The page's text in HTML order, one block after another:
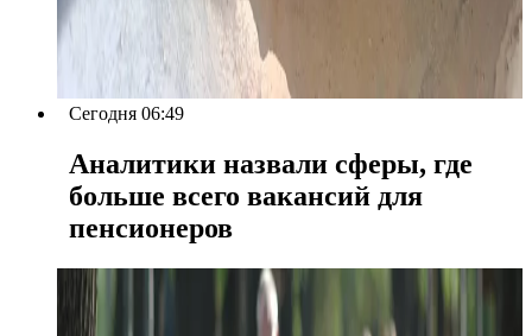
Сегодня 06:49
Аналитики назвали сферы, где
больше всего вакансий для
пенсионеров